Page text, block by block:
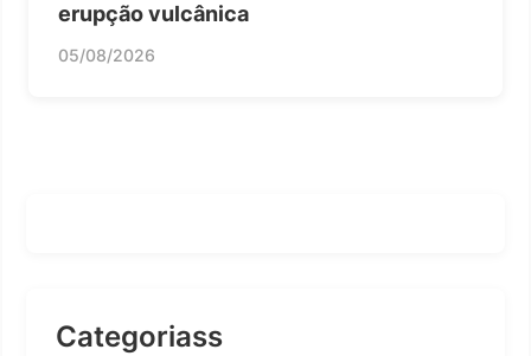
erupção vulcânica
05/08/2026
Categoriass